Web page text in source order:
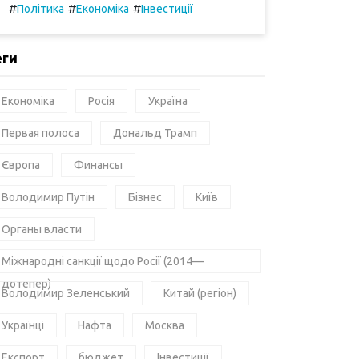
#Політика #Економіка #Інвестиції
Економіка Росія Україна
Первая полоса Дональд Трамп
Європа Финансы
Володимир Путін Бізнес Київ
Органы власти
Міжнародні санкції щодо Росії (2014—
дотепер)
Володимир Зеленський Китай (регіон)
Українці Нафта Москва